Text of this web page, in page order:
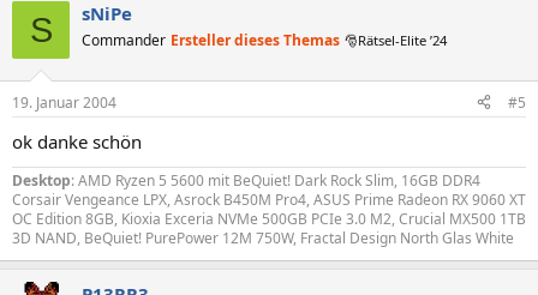
S sNiPe
Commander Ersteller dieses Themas 🎅Rätsel-Elite ’24
19. Januar 2004 #5
ok danke schön
Desktop: AMD Ryzen 5 5600 mit BeQuiet! Dark Rock Slim, 16GB DDR4
Corsair Vengeance LPX, Asrock B450M Pro4, ASUS Prime Radeon RX 9060 XT
OC Edition 8GB, Kioxia Exceria NVMe 500GB PCIe 3.0 M2, Crucial MX500 1TB
3D NAND, BeQuiet! PurePower 12M 750W, Fractal Design North Glas White